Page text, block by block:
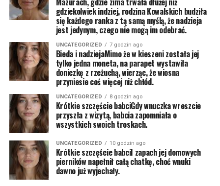
gdziekolwiek indziej, rodzina Kowalskich budziła
się każdego ranka z tą samą myślą, że nadzieja
jest jedynym, czego nie mogą im odebrać.
UNCATEGORIZED 7 godzin ago
Bieda i nadziejaMimo że w kieszeni została jej
tylko jedna moneta, na parapet wystawiła
doniczkę z rzeżuchą, wierząc, że wiosna
przyniesie coś więcej niż chłód.
UNCATEGORIZED 8 godzin ago
Krótkie szczęście babciGdy wnuczka wreszcie
przyszła z wizytą, babcia zapomniała o
wszystkich swoich troskach.
UNCATEGORIZED 10 godzin ago
Krótkie szczęście babciI zapach jej domowych
pierników napełnił całą chatkę, choć wnuki
dawno już wyjechały.